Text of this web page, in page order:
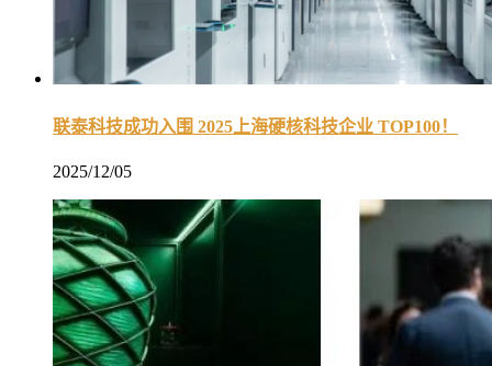
联泰科技成功入围 2025上海硬核科技企业 TOP100！
2025/12/05